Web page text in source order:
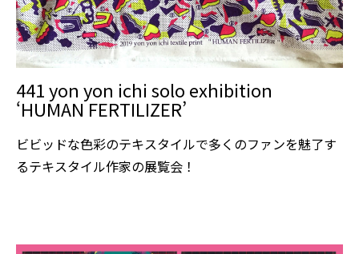
441 yon yon ichi solo exhibition
‘HUMAN FERTILIZER’
ビビッドな色彩のテキスタイルで多くのファンを魅了す
るテキスタイル作家の展覧会！